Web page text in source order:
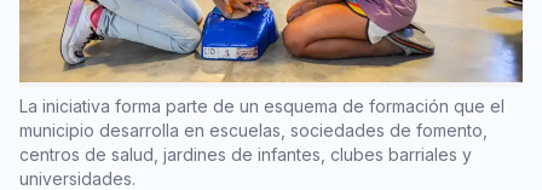
La iniciativa forma parte de un esquema de formación que el
municipio desarrolla en escuelas, sociedades de fomento,
centros de salud, jardines de infantes, clubes barriales y
universidades.